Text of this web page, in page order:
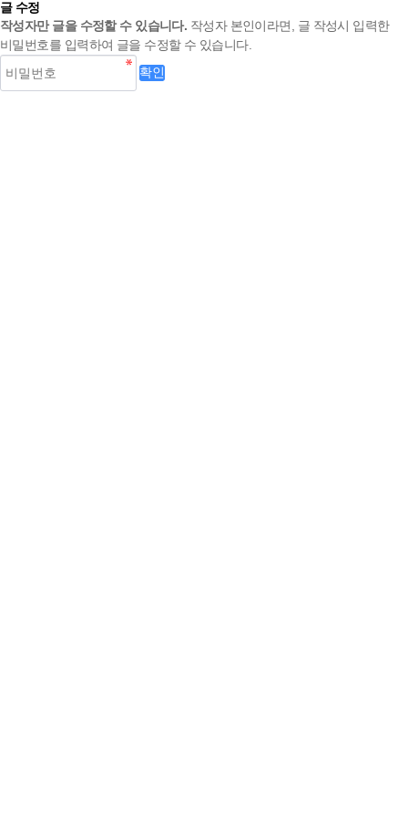
글 수정
작성자만 글을 수정할 수 있습니다. 작성자 본인이라면, 글 작성시 입력한
비밀번호를 입력하여 글을 수정할 수 있습니다.